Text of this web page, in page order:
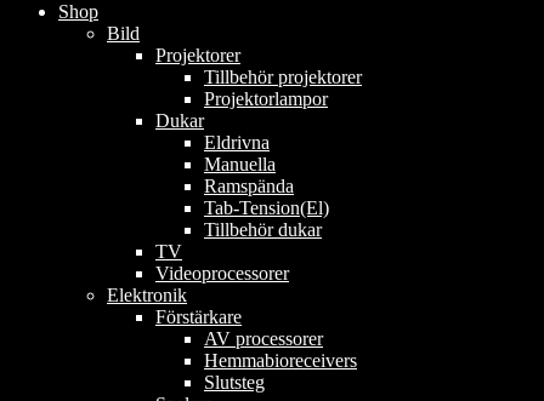
Shop
Bild
Projektorer
Tillbehör projektorer
Projektorlampor
Dukar
Eldrivna
Manuella
Ramspända
Tab-Tension(El)
Tillbehör dukar
TV
Videoprocessorer
Elektronik
Förstärkare
AV processorer
Hemmabioreceivers
Slutsteg